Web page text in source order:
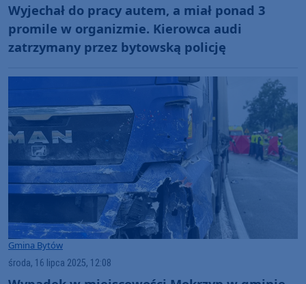
Wyjechał do pracy autem, a miał ponad 3
promile w organizmie. Kierowca audi
zatrzymany przez bytowską policję
Gmina Bytów
środa, 16 lipca 2025, 12:08